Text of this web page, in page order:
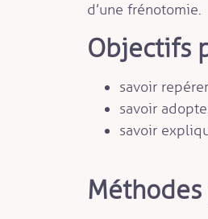
d’une frénotomie.
Objectifs
savoir
savoir
savoir